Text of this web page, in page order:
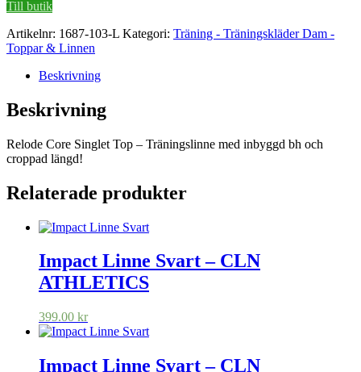
Till butik
Artikelnr: 1687-103-L Kategori: Träning - Träningskläder Dam -
Toppar & Linnen
Beskrivning
Beskrivning
Relode Core Singlet Top – Träningslinne med inbyggd bh och
croppad längd!
Relaterade produkter
Impact Linne Svart – CLN
ATHLETICS
399.00 kr
Impact Linne Svart – CLN